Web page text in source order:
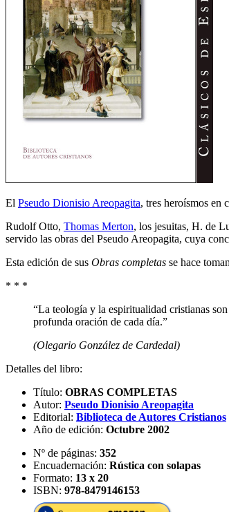
El Pseudo Dionisio Areopagita, tres heroísmos en
Rudolf Otto, Thomas Merton, los jesuitas, H. de
servido las obras del Pseudo Areopagita, cuya
Esta edición de sus Obras completas se hace
* * *
“La teología y la espiritualidad cristianas
profunda oración de cada día.”
(Olegario González de Cardedal)
Detalles del libro:
Título: OBRAS COMPLETAS
Autor: Pseudo Dionisio Areopagita
Editorial: Biblioteca de Autores Cristianos
Año de edición: Octubre 2002
Nº de páginas: 352
Encuadernación: Rústica con solapas
Formato: 13 x 20
ISBN: 978-8479146153